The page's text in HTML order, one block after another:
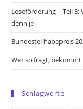
Leseförderung – Teil
denn je
Bundesteilhabepreis
Wer so fragt,
Schlagworte